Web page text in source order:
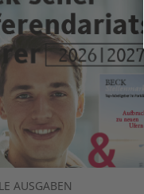
AUSGABEN